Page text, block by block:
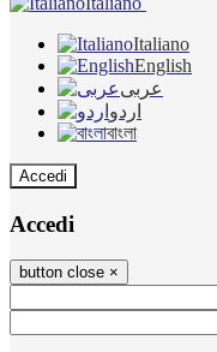
Italiano
English
عربى
اردو
বাংলা
Accedi
Accedi
button close ×